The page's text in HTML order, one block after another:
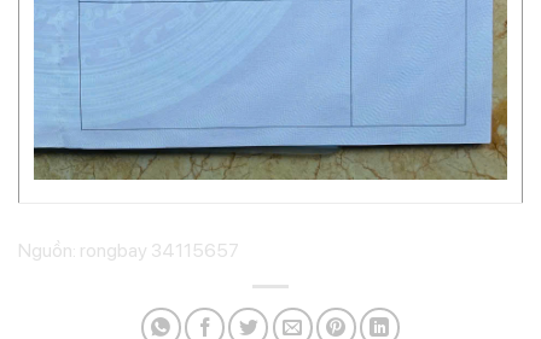
Nguồn: rongbay 34115657